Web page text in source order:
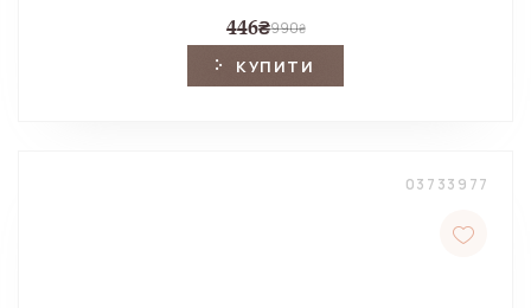
446₴990₴
КУПИТИ
03733977